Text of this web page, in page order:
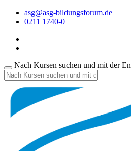
asg@asg-bildungsforum.de
0211 1740-0
Nach Kursen suchen und mit der